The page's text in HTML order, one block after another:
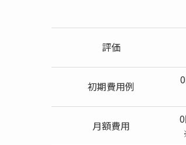
評価
初期費用例
月額費用